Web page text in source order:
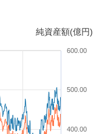
純資産額(億円)
400.00
500.00
600.00